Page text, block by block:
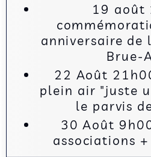
19 août
anniversaire de
Brue-
22 Août
plein air "juste
le parvis
30 Août
associations